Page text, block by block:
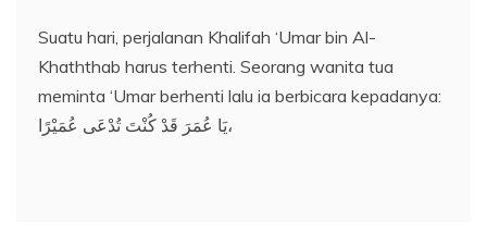
Suatu hari, perjalanan Khalifah ‘Umar bin Al-
Khaththab harus terhenti. Seorang wanita tua
meminta ‘Umar berhenti lalu ia berbicara kepadanya:
يَا عُمَرَ قَدْ كُنْتَ تُدْعَى عُمَيْرًا،